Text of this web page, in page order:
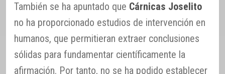
También se ha apuntado que Cárnicas Joselito
no ha proporcionado estudios de intervención en
humanos, que permitieran extraer conclusiones
sólidas para fundamentar científicamente la
afirmación. Por tanto, no se ha podido establecer